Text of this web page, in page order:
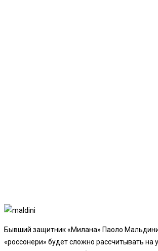
Бывший защитник «Милана» Паоло
«россонери» будет сложно рассчитывать на